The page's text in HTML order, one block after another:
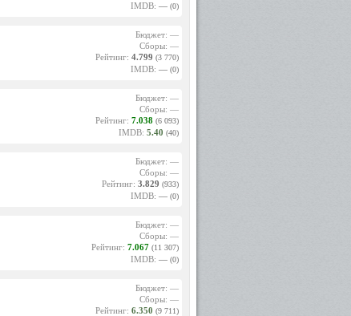
IMDB: — (0)
Бюджет: —
Сборы: —
Рейтинг: 4.799 (3 770)
IMDB: — (0)
Бюджет: —
Сборы: —
Рейтинг: 7.038 (6 093)
IMDB: 5.40 (40)
Бюджет: —
Сборы: —
Рейтинг: 3.829 (933)
IMDB: — (0)
Бюджет: —
Сборы: —
Рейтинг: 7.067 (11 307)
IMDB: — (0)
Бюджет: —
Сборы: —
Рейтинг: 6.350 (9 711)